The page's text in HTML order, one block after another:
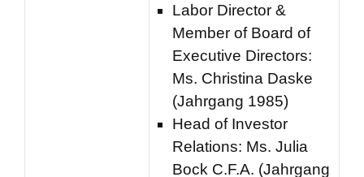
Labor Director &
Member of Board of
Executive Directors:
Ms. Christina Daske
(Jahrgang 1985)
Head of Investor
Relations: Ms. Julia
Bock C.F.A. (Jahrgang